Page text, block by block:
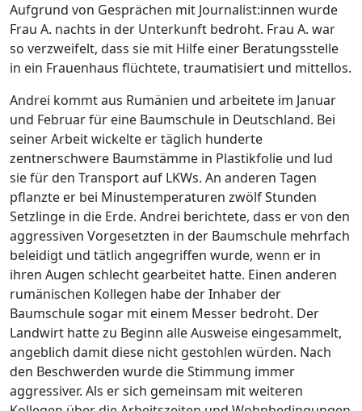
Aufgrund von Gesprächen mit Journalist:innen wurde
Frau A. nachts in der Unterkunft bedroht. Frau A. war
so verzweifelt, dass sie mit Hilfe einer Beratungsstelle
in ein Frauenhaus flüchtete, traumatisiert und mittellos.
Andrei kommt aus Rumänien und arbeitete im Januar
und Februar für eine Baumschule in Deutschland. Bei
seiner Arbeit wickelte er täglich hunderte
zentnerschwere Baumstämme in Plastikfolie und lud
sie für den Transport auf LKWs. An anderen Tagen
pflanzte er bei Minustemperaturen zwölf Stunden
Setzlinge in die Erde. Andrei berichtete, dass er von den
aggressiven Vorgesetzten in der Baumschule mehrfach
beleidigt und tätlich angegriffen wurde, wenn er in
ihren Augen schlecht gearbeitet hatte. Einen anderen
rumänischen Kollegen habe der Inhaber der
Baumschule sogar mit einem Messer bedroht. Der
Landwirt hatte zu Beginn alle Ausweise eingesammelt,
angeblich damit diese nicht gestohlen würden. Nach
den Beschwerden wurde die Stimmung immer
aggressiver. Als er sich gemeinsam mit weiteren